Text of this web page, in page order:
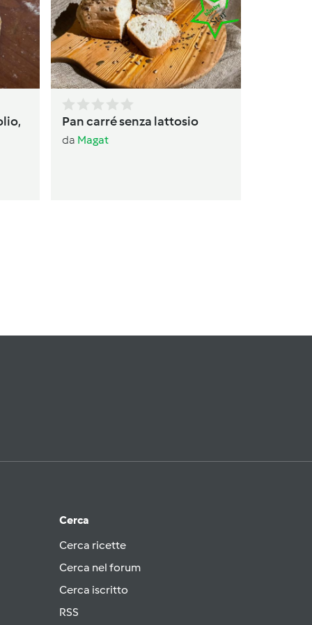
Pan carré senza lattosio
da Magat
Cerca
Cerca ricette
Cerca nel forum
Cerca iscritto
RSS